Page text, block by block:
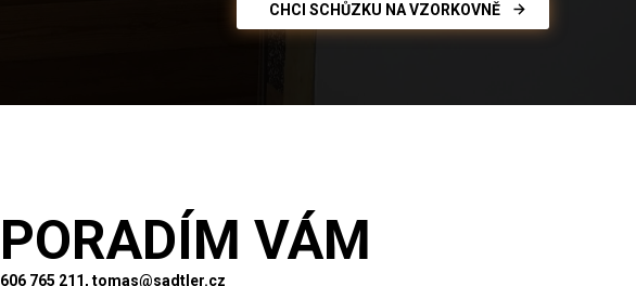
CHCI SCHŮZKU NA VZORKOVNĚ
PORADÍM VÁM
606 765 211, tomas@sadtler.cz